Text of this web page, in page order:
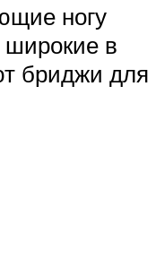
ногу
широкие в
бриджи для